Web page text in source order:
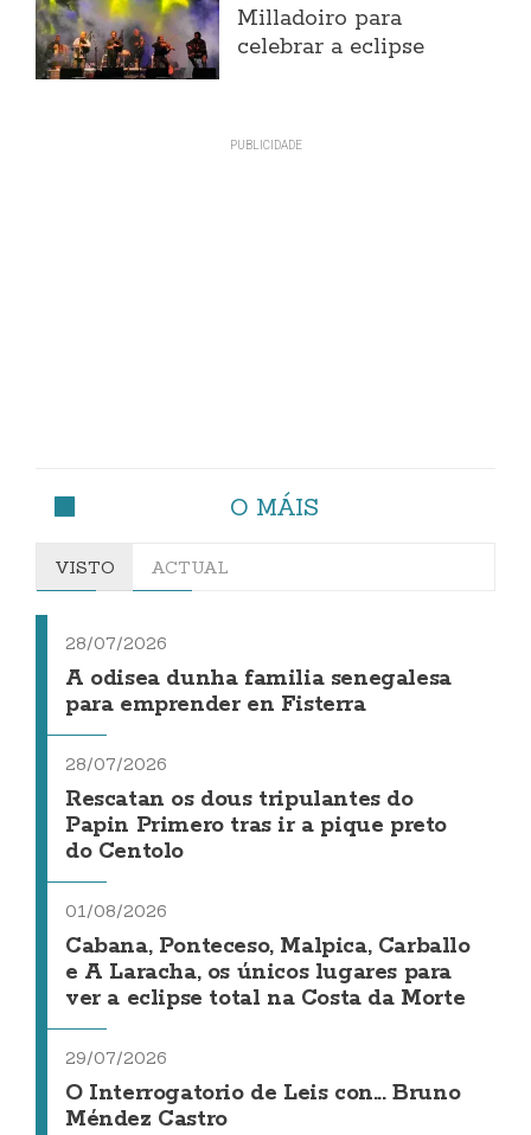
Milladoiro para
celebrar a eclipse
O MÁIS
VISTO ACTUAL
28/07/2026
A odisea dunha familia senegalesa
para emprender en Fisterra
28/07/2026
Rescatan os dous tripulantes do
Papin Primero tras ir a pique preto
do Centolo
01/08/2026
Cabana, Ponteceso, Malpica, Carballo
e A Laracha, os únicos lugares para
ver a eclipse total na Costa da Morte
29/07/2026
O Interrogatorio de Leis con... Bruno
Méndez Castro